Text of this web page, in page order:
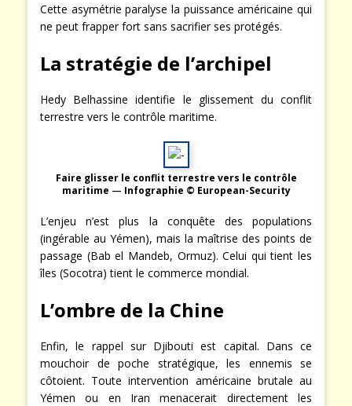
Cette asymétrie paralyse la puissance américaine qui
ne peut frapper fort sans sacrifier ses protégés.
La stratégie de l’archipel
Hedy Belhassine identifie le glissement du conflit
terrestre vers le contrôle maritime.
Faire glisser le conflit terrestre vers le contrôle
maritime — Infographie © European-Security
L’enjeu n’est plus la conquête des populations
(ingérable au Yémen), mais la maîtrise des points de
passage (Bab el Mandeb, Ormuz). Celui qui tient les
îles (Socotra) tient le commerce mondial.
L’ombre de la Chine
Enfin, le rappel sur Djibouti est capital. Dans ce
mouchoir de poche stratégique, les ennemis se
côtoient. Toute intervention américaine brutale au
Yémen ou en Iran menacerait directement les